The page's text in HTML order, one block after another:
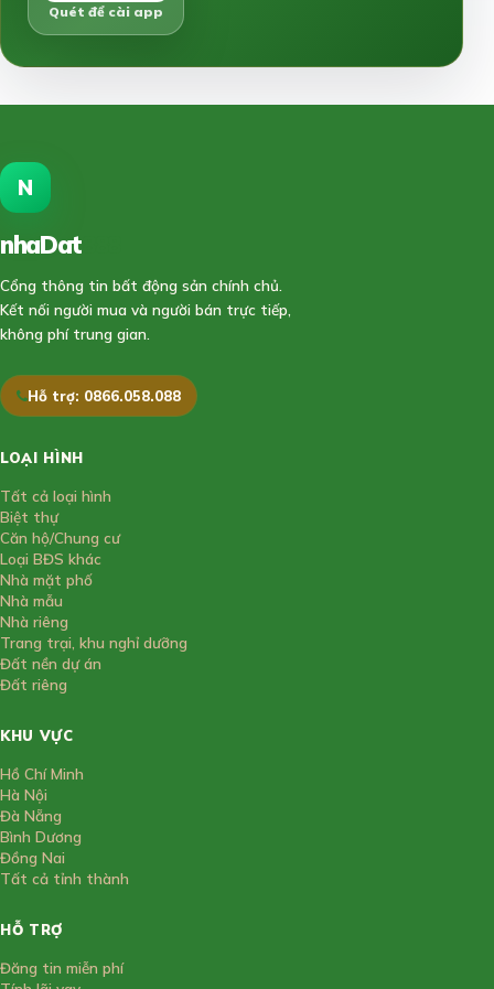
Quét để cài app
N
nhaDat
Cổng thông tin bất động sản chính chủ.
Kết nối người mua và người bán trực tiếp,
không phí trung gian.
Hỗ trợ: 0866.058.088
LOẠI HÌNH
Tất cả loại hình
Biệt thự
Căn hộ/Chung cư
Loại BĐS khác
Nhà mặt phố
Nhà mẫu
Nhà riêng
Trang trại, khu nghỉ dưỡng
Đất nền dự án
Đất riêng
KHU VỰC
Hồ Chí Minh
Hà Nội
Đà Nẵng
Bình Dương
Đồng Nai
Tất cả tỉnh thành
HỖ TRỢ
Đăng tin miễn phí